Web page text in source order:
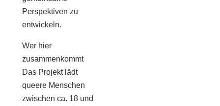
Perspektiven zu
entwickeln.
Wer hier
zusammenkommt
Das Projekt lädt
queere Menschen
zwischen ca. 18 und